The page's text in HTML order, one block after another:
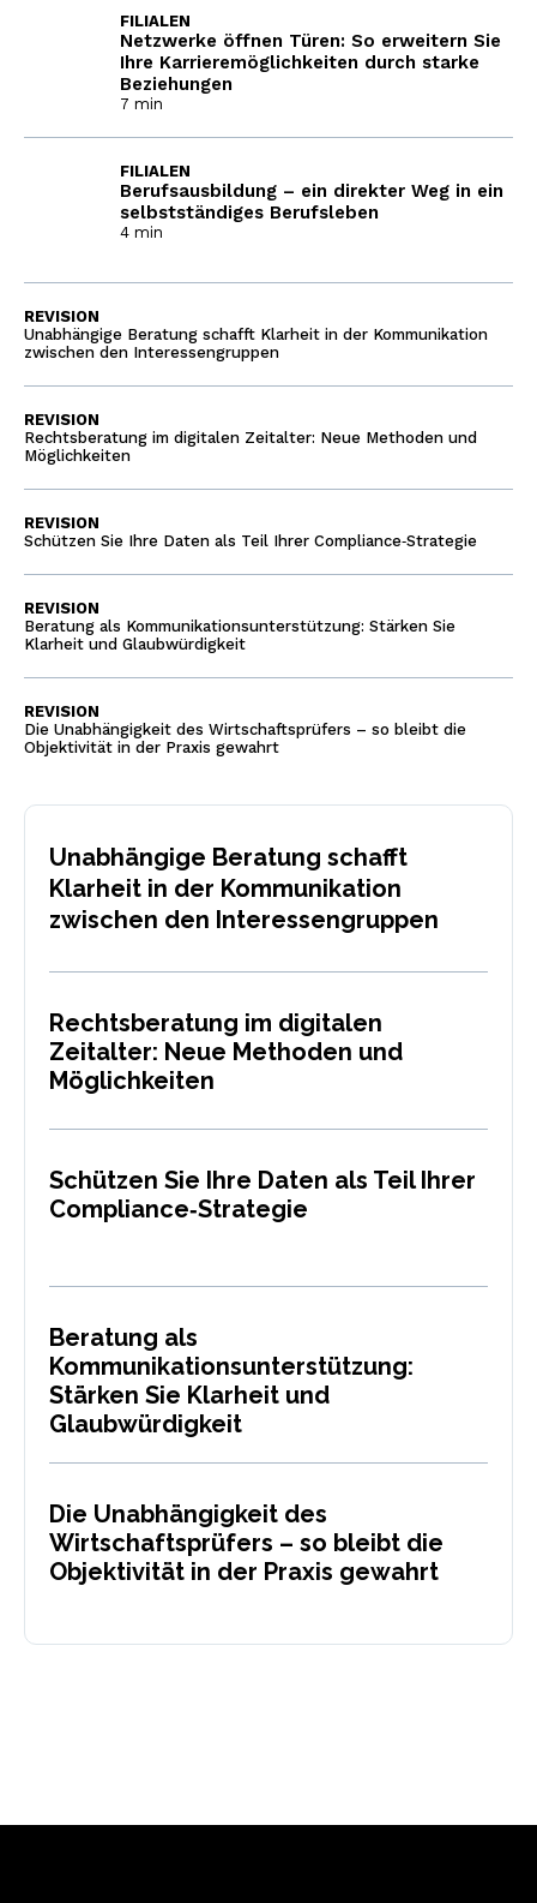
Netzwerke öffnen Türen: So erweitern Sie
Ihre Karrieremöglichkeiten durch starke
Beziehungen
FILIALEN
7 min
Berufsausbildung – ein direkter Weg in ein
selbstständiges Berufsleben
FILIALEN
4 min
Unabhängige Beratung schafft Klarheit in der Kommunikation
zwischen den Interessengruppen
REVISION
Rechtsberatung im digitalen Zeitalter: Neue Methoden und
Möglichkeiten
REVISION
Schützen Sie Ihre Daten als Teil Ihrer Compliance‑Strategie
REVISION
Beratung als Kommunikationsunterstützung: Stärken Sie
Klarheit und Glaubwürdigkeit
REVISION
Die Unabhängigkeit des Wirtschaftsprüfers – so bleibt die
Objektivität in der Praxis gewahrt
REVISION
Unabhängige Beratung schafft
Klarheit in der Kommunikation
zwischen den Interessengruppen
Rechtsberatung im digitalen
Zeitalter: Neue Methoden und
Möglichkeiten
Schützen Sie Ihre Daten als Teil Ihrer
Compliance‑Strategie
Beratung als
Kommunikationsunterstützung:
Stärken Sie Klarheit und
Glaubwürdigkeit
Die Unabhängigkeit des
Wirtschaftsprüfers – so bleibt die
Objektivität in der Praxis gewahrt